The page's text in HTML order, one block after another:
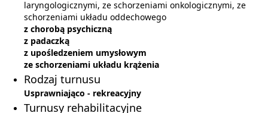
laryngologicznymi, ze schorzeniami onkologicznymi, ze
schorzeniami układu oddechowego
z chorobą psychiczną
z padaczką
z upośledzeniem umysłowym
ze schorzeniami układu krążenia
Rodzaj turnusu
Usprawniająco - rekreacyjny
Turnusy rehabilitacyjne